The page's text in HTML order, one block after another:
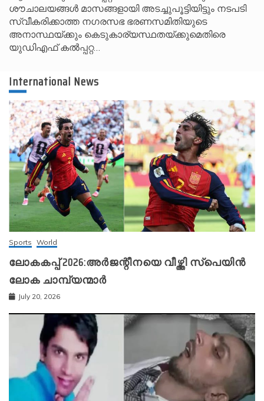
ശൗചാലയങ്ങൾ മാസങ്ങളായി അടച്ചുപൂട്ടിയിട്ടും നടപടി
സ്വീകരിക്കാത്ത നഗരസഭ ഭരണസമിതിയുടെ
അനാസ്ഥയ്ക്കും കെടുകാര്യസ്ഥതയ്ക്കുമെതിരെ
യുഡിഎഫ് കൽപ്പറ്റ…
International News
Sports World
ലോകകപ്പ് 2026:അർജന്റീനയെ വീഴ്ത്തി സ്‌പെയിൻ
ലോക ചാമ്പ്യന്മാർ
July 20, 2026